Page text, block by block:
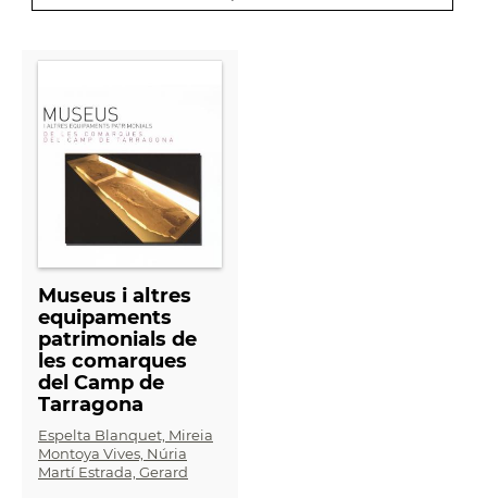
Museus i altres
equipaments
patrimonials de
les comarques
del Camp de
Tarragona
Espelta Blanquet, Mireia
Montoya Vives, Núria
Martí Estrada, Gerard